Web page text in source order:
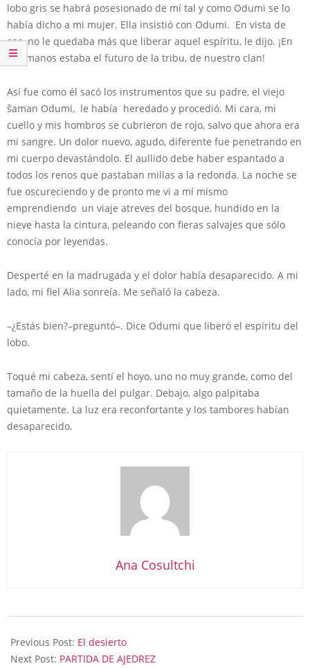
lobo gris se habrá posesionado de mí tal y como Odumi se lo
había dicho a mi mujer. Ella insistió con Odumi. En vista de
eso, no le quedaba más que liberar aquel espíritu, le dijo. ¡En
sus manos estaba el futuro de la tribu, de nuestro clan!
Así fue como él sacó los instrumentos que su padre, el viejo
ŝaman Odumi, le había heredado y procedió. Mi cara, mi
cuello y mis hombros se cubrieron de rojo, salvo que ahora era
mi sangre. Un dolor nuevo, agudo, diferente fue penetrando en
mi cuerpo devastándolo. El aullido debe haber espantado a
todos los renos que pastaban millas a la redonda. La noche se
fue oscureciendo y de pronto me vi a mí mismo
emprendiendo un viaje atreves del bosque, hundido en la
nieve hasta la cintura, peleando con fieras salvajes que sólo
conocía por leyendas.
Desperté en la madrugada y el dolor había desaparecido. A mi
lado, mi fiel Alia sonreía. Me señaló la cabeza.
–¿Estás bien?–preguntó–. Dice Odumi que liberó el espíritu del
lobo.
Toqué mi cabeza, sentí el hoyo, uno no muy grande, como del
tamaño de la huella del pulgar. Debajo, algo palpitaba
quietamente. La luz era reconfortante y los tambores habían
desaparecido.
Ana Cosultchi
08-
27
Previous Post: El desierto
Next Post: PARTIDA DE AJEDREZ